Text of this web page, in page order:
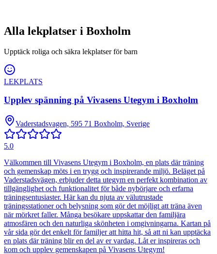
Alla lekplatser i Boxholm
Upptäck roliga och säkra lekplatser för barn
LEKPLATS
Upplev spänning på Vivasens Utegym i Boxholm
Vaderstadsvagen, 595 71 Boxholm, Sverige
5.0
Välkommen till Vivasens Utegym i Boxholm, en plats där träning
och gemenskap möts i en trygg och inspirerande miljö. Beläget på
Vaderstadsvägen, erbjuder detta utegym en perfekt kombination av
tillgänglighet och funktionalitet för både nybörjare och erfarna
träningsentusiaster. Här kan du njuta av välutrustade
träningsstationer och belysning som gör det möjligt att träna även
när mörkret faller. Många besökare uppskattar den familjära
atmosfären och den naturliga skönheten i omgivningarna. Kartan på
vår sida gör det enkelt för familjer att hitta hit, så att ni kan upptäcka
en plats där träning blir en del av er vardag. Låt er inspireras och
kom och upplev gemenskapen på Vivasens Utegym!